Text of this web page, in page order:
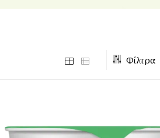
Φίλτρα